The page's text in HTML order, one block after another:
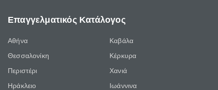
Επαγγελματικός Κατάλογος
Αθήνα
Θεσσαλονίκη
Περιστέρι
Ηράκλειο
Καβάλα
Κέρκυρα
Χανιά
Ιωάννινα